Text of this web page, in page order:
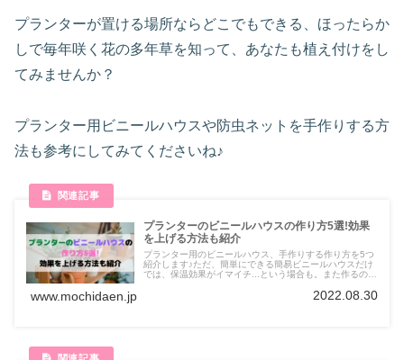
プランターが置ける場所ならどこでもできる、ほったらか
しで毎年咲く花の多年草を知って、あなたも植え付けをし
てみませんか？
プランター用ビニールハウスや防虫ネットを手作りする方
法も参考にしてみてくださいね♪
プランターのビニールハウスの作り方5選!効果
を上げる方法も紹介
プランター用のビニールハウス、手作りする作り方を5つ
紹介します♪ただ、簡単にできる簡易ビニールハウスだけ
では、保温効果がイマイチ...という場合も。また作るのが
www.mochidaen.jp 2022.08.30